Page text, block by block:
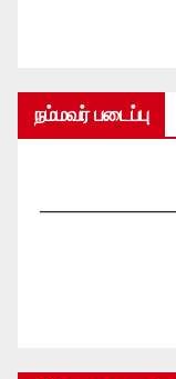
நம்மவர் படைப்பு